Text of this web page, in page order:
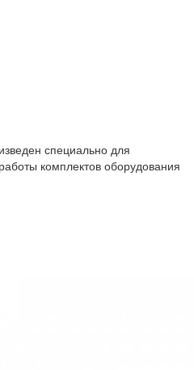
специально для
комплектов оборудования